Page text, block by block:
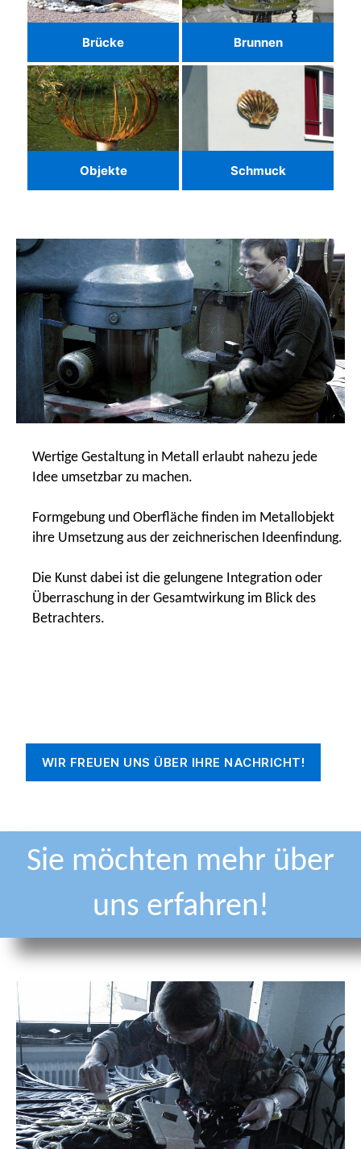
Brücke Brunnen
Objekte Schmuck
Wertige Gestaltung in Metall erlaubt nahezu jede
Idee umsetzbar zu machen.
Formgebung und Oberfläche finden im Metallobjekt
ihre Umsetzung aus der zeichnerischen Ideenfindung.
Die Kunst dabei ist die gelungene Integration oder
Überraschung in der Gesamtwirkung im Blick des
Betrachters.
WIR FREUEN UNS ÜBER IHRE NACHRICHT!
Sie möchten mehr über
uns erfahren!